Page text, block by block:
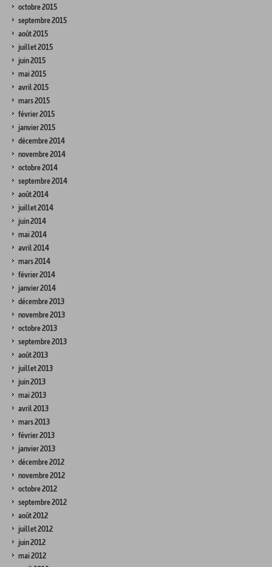
octobre 2015
septembre 2015
août 2015
juillet 2015
juin 2015
mai 2015
avril 2015
mars 2015
février 2015
janvier 2015
décembre 2014
novembre 2014
octobre 2014
septembre 2014
août 2014
juillet 2014
juin 2014
mai 2014
avril 2014
mars 2014
février 2014
janvier 2014
décembre 2013
novembre 2013
octobre 2013
septembre 2013
août 2013
juillet 2013
juin 2013
mai 2013
avril 2013
mars 2013
février 2013
janvier 2013
décembre 2012
novembre 2012
octobre 2012
septembre 2012
août 2012
juillet 2012
juin 2012
mai 2012